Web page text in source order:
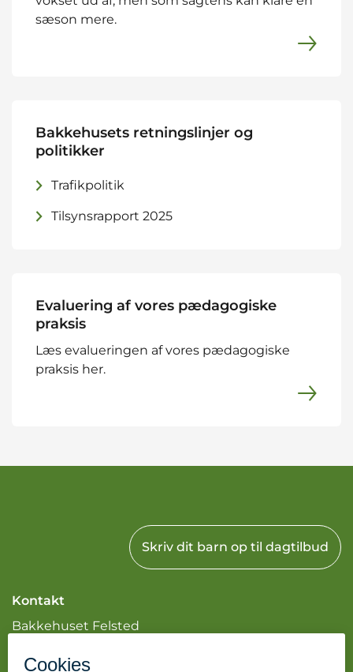
sæson mere.
Bakkehusets retningslinjer og
politikker
Trafikpolitik
Tilsynsrapport 2025
Evaluering af vores pædagogiske
praksis
Læs evalueringen af vores pædagogiske
praksis her.
Kontakt
Bakkehuset Felsted
6200 Aabenraa
Skriv dit barn op til dagtilbud